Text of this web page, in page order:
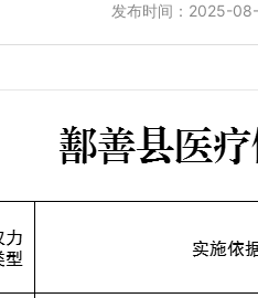
发布时间： 2025-